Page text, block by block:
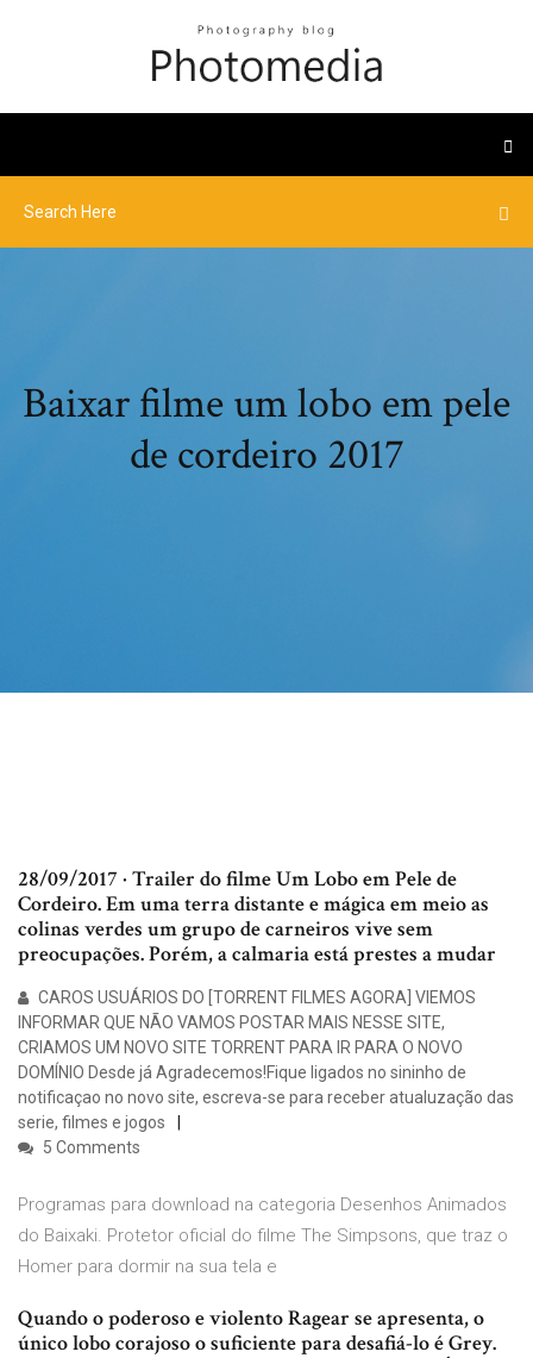
Baixar filme um lobo em pele
de cordeiro 2017
28/09/2017 · Trailer do filme Um Lobo em Pele de
Cordeiro. Em uma terra distante e mágica em meio as
colinas verdes um grupo de carneiros vive sem
preocupações. Porém, a calmaria está prestes a mudar
CAROS USUÁRIOS DO [TORRENT FILMES AGORA] VIEMOS
INFORMAR QUE NÃO VAMOS POSTAR MAIS NESSE SITE,
CRIAMOS UM NOVO SITE TORRENT PARA IR PARA O NOVO
DOMÍNIO Desde já Agradecemos!Fique ligados no sininho de
notificaçao no novo site, escreva-se para receber atualuzação das
serie, filmes e jogos
5 Comments
Programas para download na categoria Desenhos Animados
do Baixaki. Protetor oficial do filme The Simpsons, que traz o
Homer para dormir na sua tela e
Quando o poderoso e violento Ragear se apresenta, o
único lobo corajoso o suficiente para desafiá-lo é Grey.